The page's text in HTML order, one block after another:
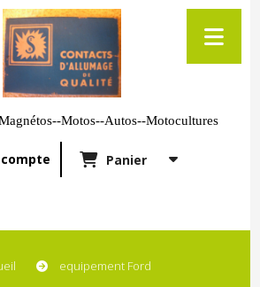
Motos--Autos--Motocultures
Panier
equipement Ford